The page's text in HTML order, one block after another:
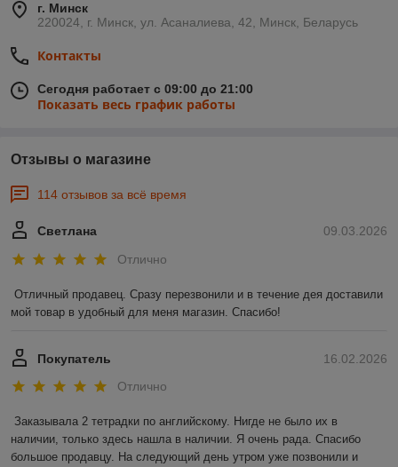
г. Минск
220024, г. Минск, ул. Асаналиева, 42, Минск, Беларусь
Контакты
Сегодня работает с 09:00 до 21:00
Показать весь график работы
Отзывы о магазине
114 отзывов за всё время
09.03.2026
Светлана
Отлично
Отличный продавец. Сразу перезвонили и в течение дея доставили
мой товар в удобный для меня магазин. Спасибо!
16.02.2026
Покупатель
Отлично
Заказывала 2 тетрадки по английскому. Нигде не было их в
наличии, только здесь нашла в наличии. Я очень рада. Спасибо
большое продавцу. На следующий день утром уже позвонили и